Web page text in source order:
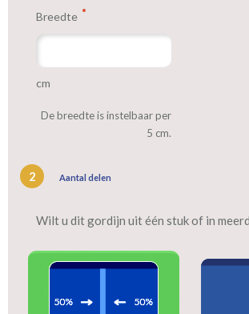
Laat voor aangename verduistering en
voeren: een verschil van dag en nacht!
Breedte
cm
De breedte is instelbaar per
5 cm.
2 Aantal delen
Wilt u dit gordijn uit één stuk of in